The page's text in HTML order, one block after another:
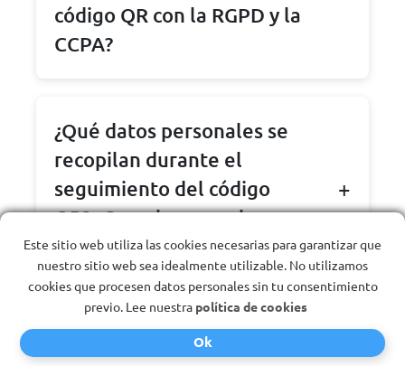
código QR con la RGPD y la
CCPA?
¿Qué datos personales se
recopilan durante el
seguimiento del código
QR? ¿Cumplen con el
RGPD?
¿Qué zona horaria se
Este sitio web utiliza las cookies necesarias para garantizar que
nuestro sitio web sea idealmente utilizable. No utilizamos
cookies que procesen datos personales sin tu consentimiento
previo. Lee nuestra política de cookies
Ok